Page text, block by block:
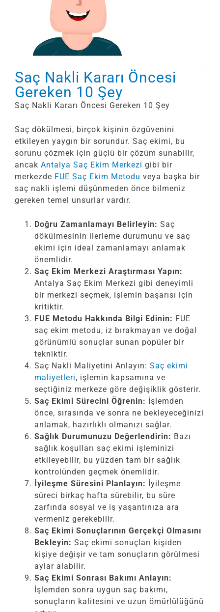
Saç Nakli Kararı Öncesi
Gereken 10 Şey
Saç Nakli Kararı Öncesi Gereken 10 Şey
Saç dökülmesi, birçok kişinin özgüvenini
etkileyen yaygın bir sorundur. Saç ekimi, bu
sorunu çözmek için güçlü bir çözüm sunabilir,
ancak Antalya Saç Ekim Merkezi gibi bir
merkezde FUE Saç Ekim Metodu veya başka bir
saç nakli işlemi düşünmeden önce bilmeniz
gereken temel unsurlar vardır.
Doğru Zamanlamayı Belirleyin: Saç
dökülmesinin ilerleme durumunu ve saç
ekimi için ideal zamanlamayı anlamak
önemlidir.
Saç Ekim Merkezi Araştırması Yapın:
Antalya Saç Ekim Merkezi gibi deneyimli
bir merkezi seçmek, işlemin başarısı için
kritiktir.
FUE Metodu Hakkında Bilgi Edinin: FUE
saç ekim metodu, iz bırakmayan ve doğal
görünümlü sonuçlar sunan popüler bir
tekniktir.
Saç Nakli Maliyetini Anlayın: Saç ekimi
maliyetleri, işlemin kapsamına ve
seçtiğiniz merkeze göre değişiklik gösterir.
Saç Ekimi Sürecini Öğrenin:
İşlemden
önce, sırasında ve sonra ne bekleyeceğinizi
anlamak, hazırlıklı olmanızı sağlar.
Sağlık Durumunuzu Değerlendirin: Bazı
sağlık koşulları saç ekimi işleminizi
etkileyebilir, bu yüzden tam bir sağlık
kontrolünden geçmek önemlidir.
İyileşme Süresini Planlayın:
İyileşme
süreci birkaç hafta sürebilir, bu süre
zarfında sosyal ve iş yaşantınıza ara
vermeniz gerekebilir.
Saç Ekimi Sonuçlarının Gerçekçi Olmasını
Bekleyin: Saç ekimi sonuçları kişiden
kişiye değişir ve tam sonuçların görülmesi
aylar alabilir.
Saç Ekimi Sonrası Bakımı Anlayın:
İşlemden sonra uygun saç bakımı,
sonuçların kalitesini ve uzun ömürlülüğünü